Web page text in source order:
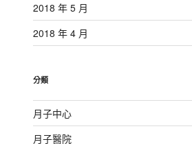
2018 年 5 月
2018 年 4 月
分類
月子中心
月子醫院